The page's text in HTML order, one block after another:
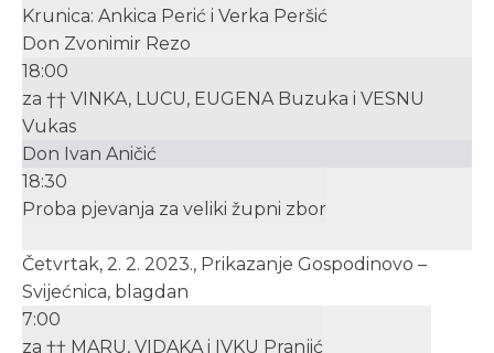
Krunica: Ankica Perić i Verka Peršić
Don Zvonimir Rezo
18:00
za †† VINKA, LUCU, EUGENA Buzuka i VESNU
Vukas
Don Ivan Aničić
18:30
Proba pjevanja za veliki župni zbor
Četvrtak, 2. 2. 2023., Prikazanje Gospodinovo –
Svijećnica, blagdan
7:00
za †† MARU, VIDAKA i IVKU Pranjić